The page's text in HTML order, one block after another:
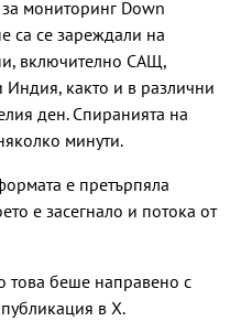
мониторинг Down
са се зареждали на
включително САЩ,
както и в различни
ден. Спиранията на
минути.
е претърпяла
е засегнало и потока от
това беше направено с
в X.